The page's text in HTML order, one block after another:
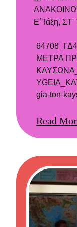
στις
Ε΄Τάξη,ΣΤ'
ΜΕΤΡΑ
gia-ton-
Read